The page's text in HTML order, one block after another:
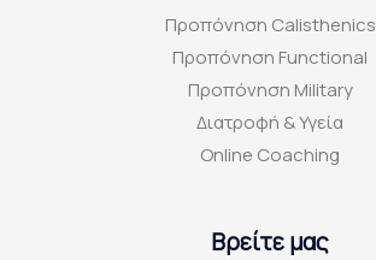
-
f
Προπόνηση Calisthenics
Προπόνηση Functional
Προπόνηση Military
Διατροφή & Υγεία
Online Coaching
Βρείτε μας